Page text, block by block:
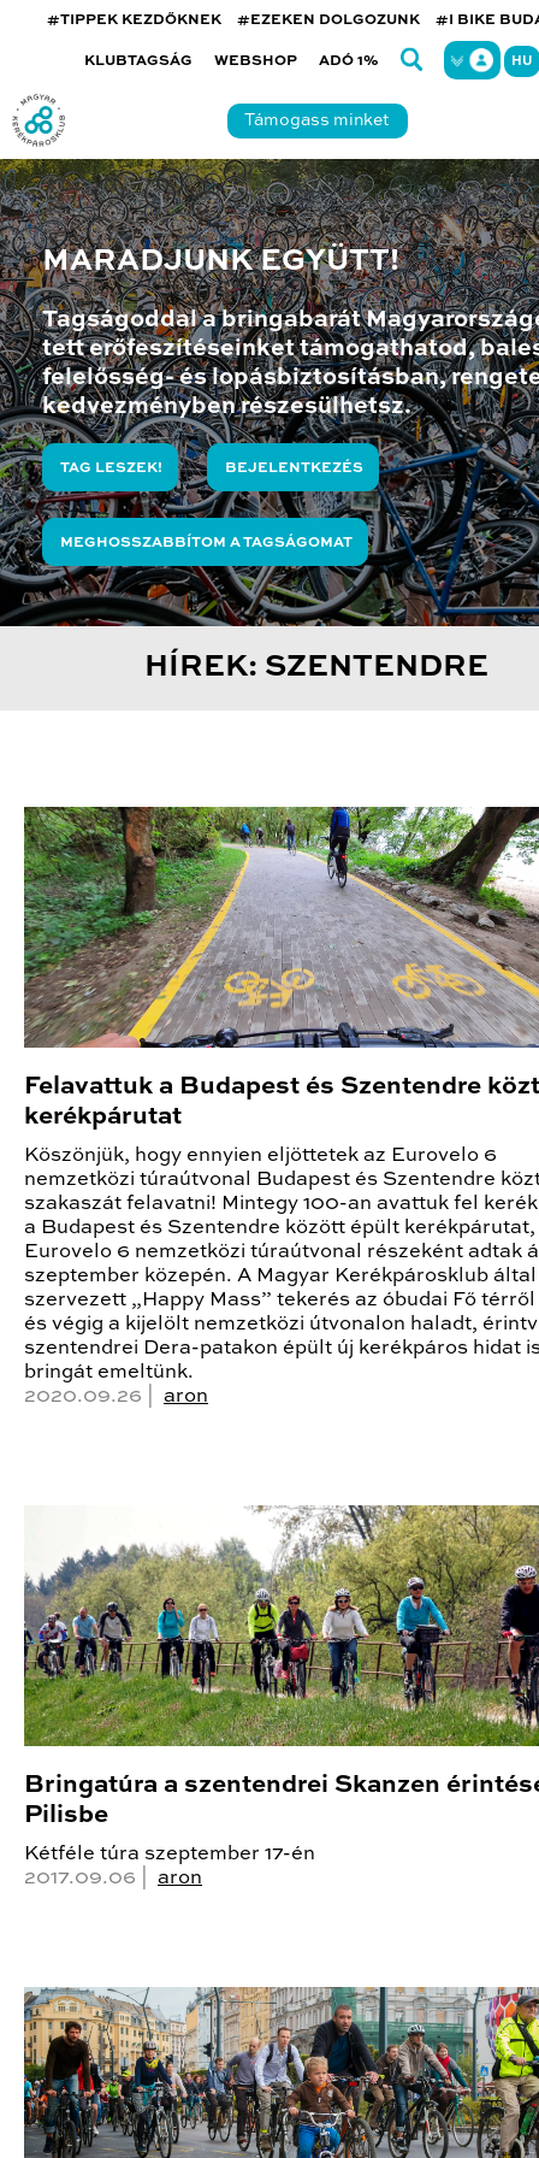
#TIPPEK KEZDŐKNEK #EZEKEN DOLGOZUNK #I BIKE
KLUBTAGSÁG WEBSHOP ADÓ 1% HU
Támogass minket
MARADJUNK EGYÜTT!
Tagságoddal a bringabarát
tett erőfeszítéseinket támogathatod,
felelősség- és lopásbiztosításban,
kedvezményben részesülhetsz.
TAG LESZEK! BEJELENTKEZÉS
MEGHOSSZABBÍTOM A TAGSÁGOMAT
HÍREK: SZENTENDRE
Felavattuk a Budapest és Szentendre
kerékpárutat
Köszönjük, hogy ennyien eljöttetek az Eurovelo 6
nemzetközi túraútvonal Budapest és Szentendre
szakaszát felavatni! Mintegy 100-an avattuk fel
a Budapest és Szentendre között épült kerékpárutat,
Eurovelo 6 nemzetközi túraútvonal részeként adtak
szeptember közepén. A Magyar Kerékpárosklub által
szervezett „Happy Mass” tekerés az óbudai Fő
és végig a kijelölt nemzetközi útvonalon haladt,
szentendrei Dera-patakon épült új kerékpáros hidat
bringát emeltünk.
2020.09.26 | aron
Bringatúra a szentendrei Skanzen
Pilisbe
Kétféle túra szeptember 17-én
2017.09.06 | aron